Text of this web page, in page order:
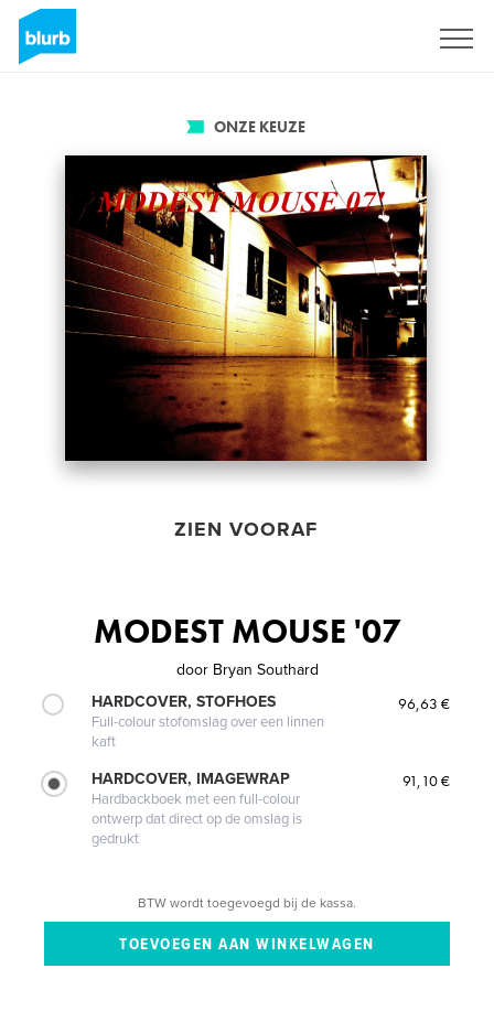
ONZE KEUZE
ZIEN VOORAF
MODEST MOUSE '07
door Bryan Southard
HARDCOVER, STOFHOES
Full-colour stofomslag over een linnen
kaft
96,63 €
HARDCOVER, IMAGEWRAP
Hardbackboek met een full-colour
ontwerp dat direct op de omslag is
gedrukt
91,10 €
BTW wordt toegevoegd bij de kassa.